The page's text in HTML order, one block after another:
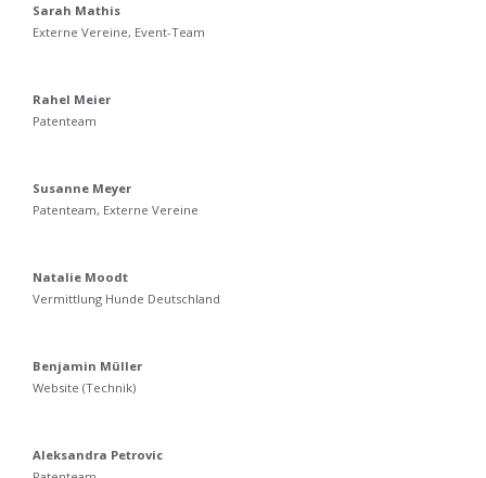
Sarah Mathis
Externe Vereine, Event-Team
Rahel Meier
Patenteam
Susanne Meyer
Patenteam, Externe Vereine
Natalie Moodt
Vermittlung Hunde Deutschland
Benjamin Müller
Website (Technik)
Aleksandra Petrovic